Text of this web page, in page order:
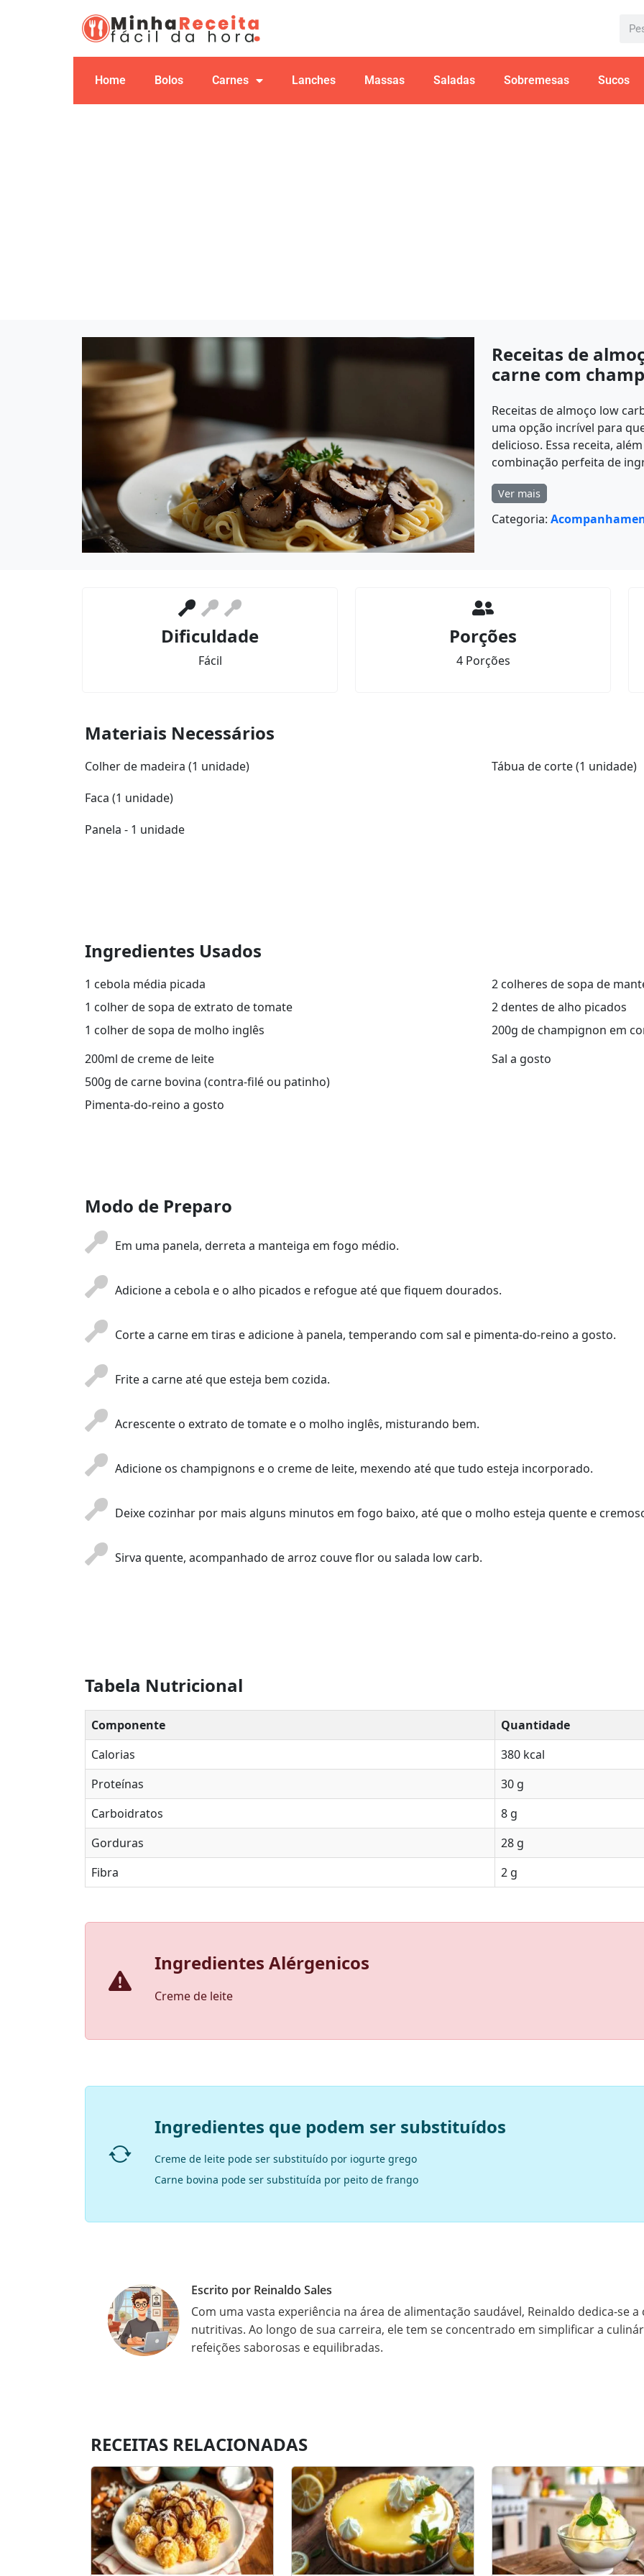
Home Bolos Carnes Lanches Massas Saladas Sobremesas Sucos
Receitas de
carne com
Receitas de almoço low
uma opção incrível para
delicioso. Essa receita,
combinação perfeita de
Ver mais
Categoria:
Dificuldade
Fácil
Porções
4 Porções
Materiais Necessários
Colher de madeira (1 unidade)
Faca (1 unidade)
Panela - 1 unidade
Tábua de corte (1 unidade)
Ingredientes Usados
1 cebola média picada
1 colher de sopa de extrato de tomate
1 colher de sopa de molho inglês
2 colheres de sopa de
2 dentes de alho picados
200g de champignon em
200ml de creme de leite
500g de carne bovina (contra-filé ou patinho)
Pimenta-do-reino a gosto
Sal a gosto
Modo de Preparo
Em uma panela, derreta a manteiga em fogo médio.
Adicione a cebola e o alho picados e refogue até que fiquem dourados.
Corte a carne em tiras e adicione à panela, temperando com sal e pimenta-do-reino a gosto.
Frite a carne até que esteja bem cozida.
Acrescente o extrato de tomate e o molho inglês, misturando bem.
Adicione os champignons e o creme de leite, mexendo até que tudo esteja incorporado.
Deixe cozinhar por mais alguns minutos em fogo baixo, até que o molho esteja quente e
Sirva quente, acompanhado de arroz couve flor ou salada low carb.
Tabela Nutricional
Componente
Quantidade
Calorias
380 kcal
Proteínas
30 g
Carboidratos
8 g
Gorduras
28 g
Fibra
2 g
Ingredientes Alérgenicos
Creme de leite
Ingredientes que podem ser substituídos
Creme de leite pode ser substituído por iogurte grego
Carne bovina pode ser substituída por peito de frango
Escrito por Reinaldo Sales
Com uma vasta experiência na área de alimentação saudável, Reinaldo dedica-se
nutritivas. Ao longo de sua carreira, ele tem se concentrado em simplificar a
refeições saborosas e equilibradas.
RECEITAS RELACIONADAS